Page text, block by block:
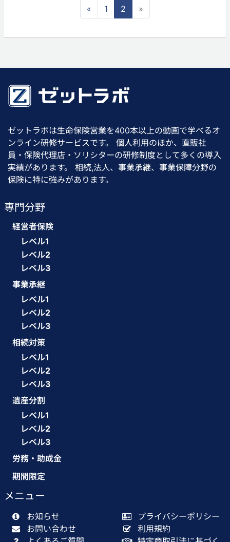
« 1 2 »
ゼットラボは生命保険営業を400本以上の動画で学べるオ
ンライン研修サービスです。 個人利用のほか、直販社
員・保険代理店・ソリシターの研修制度として多くの導入
実績があります。 相続,法人、事業承継、事業保障分野の
保険に特に強みがあります。
専門分野
経営者保険
レベル1
レベル2
レベル3
事業承継
レベル1
レベル2
レベル3
相続対策
レベル1
レベル2
レベル3
遺産分割
レベル1
レベル2
レベル3
労務・助成金
期間限定
メニュー
お知らせ
お問い合わせ
プライバシーポリシー
利用規約